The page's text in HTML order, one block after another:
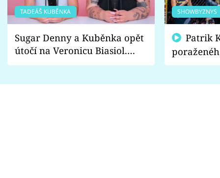
TADEÁŠ KUBĚNKA
Sugar Denny a Kuběnka opět
útočí na Veronicu Biasiol.
Proč je podle nich falešná a
SHOWBYZNYS
fanoušci